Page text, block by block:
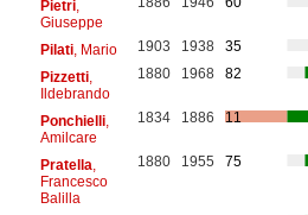
Pietri,
Giuseppe
Pilati, Mario 1903 1938
35
Pizzetti,
Ildebrando
1880 1968 82
Ponchielli,
Amilcare
1834 1886 11
Pratella
Francesco
Balilla
1880 1955 75